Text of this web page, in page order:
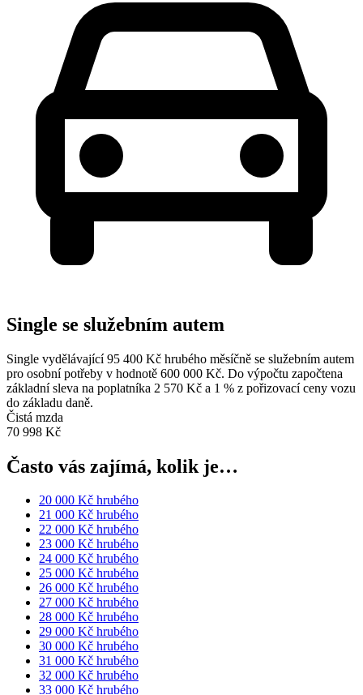
Single se služebním autem
Single vydělávající 95 400 Kč hrubého měsíčně se služebním autem
pro osobní potřeby v hodnotě 600 000 Kč. Do výpočtu započtena
základní sleva na poplatníka 2 570 Kč a 1 % z pořizovací ceny vozu
do základu daně.
Čistá mzda
70 998 Kč
Často vás zajímá, kolik je…
20 000 Kč hrubého
21 000 Kč hrubého
22 000 Kč hrubého
23 000 Kč hrubého
24 000 Kč hrubého
25 000 Kč hrubého
26 000 Kč hrubého
27 000 Kč hrubého
28 000 Kč hrubého
29 000 Kč hrubého
30 000 Kč hrubého
31 000 Kč hrubého
32 000 Kč hrubého
33 000 Kč hrubého